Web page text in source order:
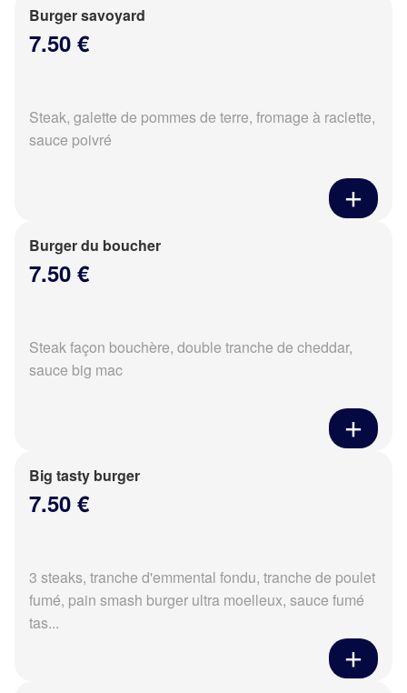
Burger savoyard
7.50 €
Steak, galette de pommes de terre, fromage à raclette,
sauce poivré
Burger du boucher
7.50 €
Steak façon bouchère, double tranche de cheddar,
sauce big mac
Big tasty burger
7.50 €
3 steaks, tranche d'emmental fondu, tranche de poulet
fumé, pain smash burger ultra moelleux, sauce fumé
tas...